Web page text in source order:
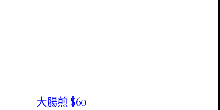
大腸煎 $60